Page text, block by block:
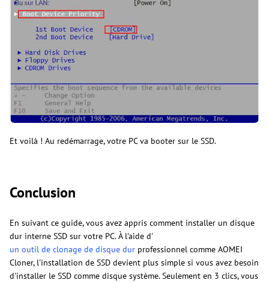
Et voilà ! Au redémarrage, votre PC va booter sur le SSD.
Conclusion
En suivant ce guide, vous avez appris comment installer un disque
dur interne SSD sur votre PC. À l'aide d'
un outil de clonage de disque dur professionnel comme AOMEI
Cloner, l'installation de SSD devient plus simple si vous avez besoin
d'installer le SSD comme disque système. Seulement en 3 clics, vous